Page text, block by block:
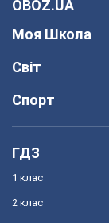
OBOZ.UA
Моя Школа
Світ
Спорт
ГДЗ
1 клас
2 клас